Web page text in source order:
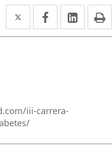
Twitter
Enlace
a
Facebook
Enlace
a
Enlace
a
iii-carrera-